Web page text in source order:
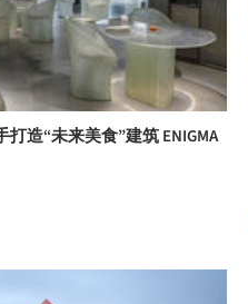
打造“未来美食”建筑 ENIGMA